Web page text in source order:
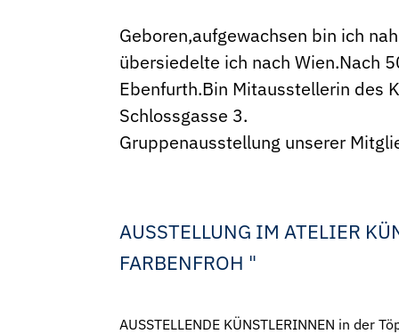
Geboren,aufgewachsen bin ich
übersiedelte ich nach Wien.Nach
Ebenfurth.Bin Mitausstellerin des
Schlossgasse 3.
Gruppenausstellung unserer
AUSSTELLUNG IM ATELIER
FARBENFROH "
AUSSTELLENDE KÜNSTLERINNEN in der